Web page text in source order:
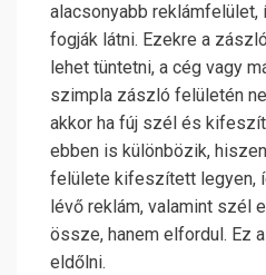
alacsonyabb
fogják látni. Ezekre a
lehet tüntetni, a cég vagy
szimpla zászló felületén
akkor ha fúj szél és
ebben is különbözik,
felülete kifeszített legyen,
lévő reklám, valamint szél
össze, hanem elfordul. Ez
eldőlni.